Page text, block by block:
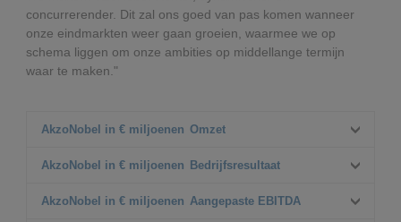
concurrerender. Dit zal ons goed van pas komen wanneer
onze eindmarkten weer gaan groeien, waarmee we op
schema liggen om onze ambities op middellange termijn
waar te maken."
AkzoNobel in € miljoenen Omzet
Q4 2023 2.529
Q4 2024 2.619
AkzoNobel in € miljoenen Bedrijfsresultaat
Q4 2023 214
AkzoNobel in € miljoenen Aangepaste EBITDA